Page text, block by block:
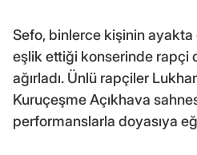
Sefo, binlerce kişinin ayakta
eşlik ettiği konserinde rapçi
ağırladı. Ünlü rapçiler
Kuruçeşme Açıkhava
performanslarla doyasıya